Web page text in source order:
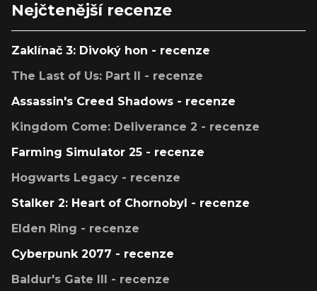
Nejčtenější recenze
Zaklínač 3: Divoký hon - recenze
The Last of Us: Part II - recenze
Assassin's Creed Shadows - recenze
Kingdom Come: Deliverance 2 - recenze
Farming Simulator 25 - recenze
Hogwarts Legacy - recenze
Stalker 2: Heart of Chornobyl - recenze
Elden Ring - recenze
Cyberpunk 2077 - recenze
Baldur's Gate III - recenze